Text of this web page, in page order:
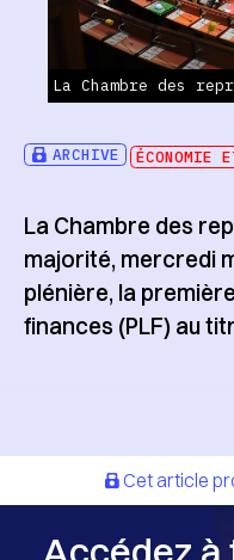
ARCHIVE ÉCONOMIE
La Chambre des
La Chambre des
majorité, mercredi
plénière, la
finances (PLF) au
Cet article